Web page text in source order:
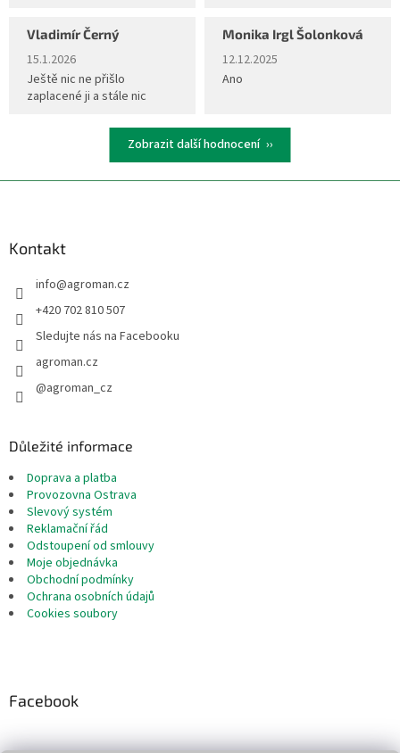
Vladimír Černý
Hodnocení obchodu je 5 z 5 hvězdiček.
15.1.2026
Ještě nic ne přišlo
zaplacené ji a stále nic
Monika Irgl Šolonková
Hodnocení obchodu je 5 z 5
12.12.2025
Ano
Zobrazit další hodnocení
Kontakt
info@agroman.cz
+420 702 810 507
Sledujte nás na Facebooku
agroman.cz
@agroman_cz
Důležité informace
Doprava a platba
Provozovna Ostrava
Slevový systém
Reklamační řád
Odstoupení od smlouvy
Moje objednávka
Obchodní podmínky
Ochrana osobních údajů
Cookies soubory
Facebook